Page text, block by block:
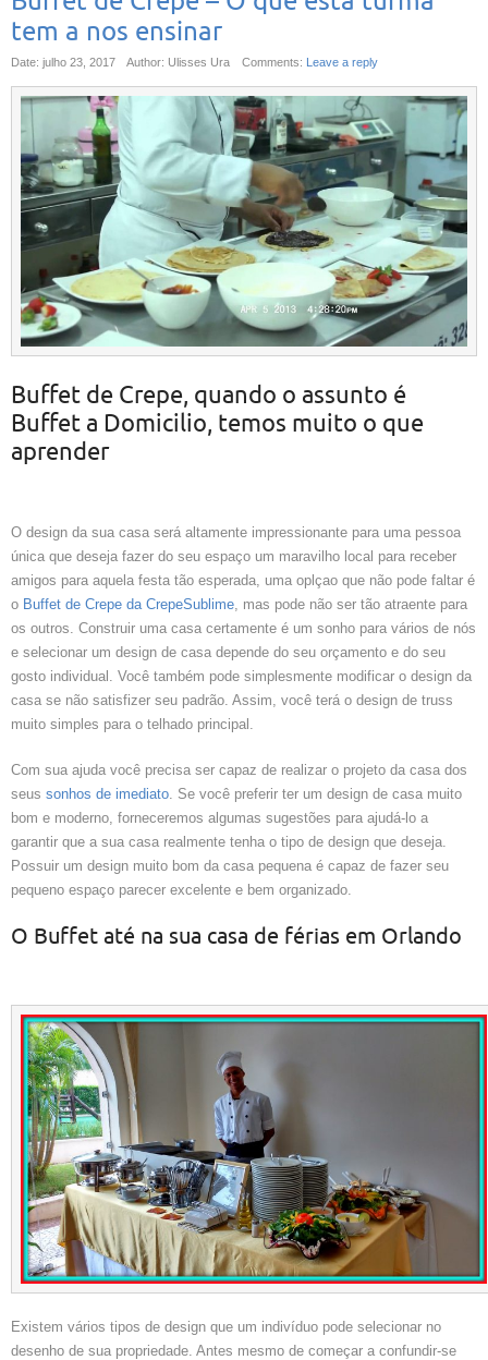
tem a nos ensinar
Date: julho 23, 2017 Author: Ulisses Ura Comments: Leave a reply
Buffet de Crepe, quando o assunto é
Buffet a Domicilio, temos muito o que
aprender
O design da sua casa será altamente impressionante para uma pessoa
única que deseja fazer do seu espaço um maravilho local para receber
amigos para aquela festa tão esperada, uma oplçao que não pode faltar é
o Buffet de Crepe da CrepeSublime, mas pode não ser tão atraente para
os outros. Construir uma casa certamente é um sonho para vários de nós
e selecionar um design de casa depende do seu orçamento e do seu
gosto individual. Você também pode simplesmente modificar o design da
casa se não satisfizer seu padrão. Assim, você terá o design de truss
muito simples para o telhado principal.
Com sua ajuda você precisa ser capaz de realizar o projeto da casa dos
seus sonhos de imediato. Se você preferir ter um design de casa muito
bom e moderno, forneceremos algumas sugestões para ajudá-lo a
garantir que a sua casa realmente tenha o tipo de design que deseja.
Possuir um design muito bom da casa pequena é capaz de fazer seu
pequeno espaço parecer excelente e bem organizado.
O Buffet até na sua casa de férias em Orlando
Existem vários tipos de design que um indivíduo pode selecionar no
desenho de sua propriedade. Antes mesmo de começar a confundir-se